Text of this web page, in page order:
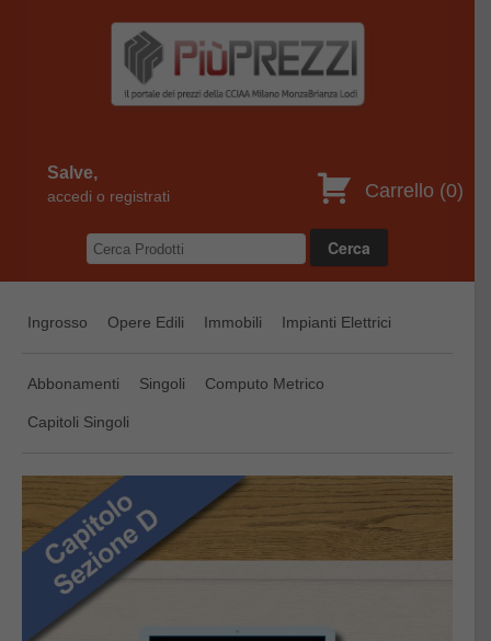
Salve,
accedi o registrati Carrello (0)
Ingrosso Opere Edili Immobili Impianti Elettrici
Abbonamenti Singoli Computo Metrico
Capitoli Singoli